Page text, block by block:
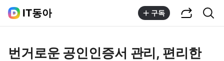
IT동아 구독
번거로운 공인인증서 관리, 편리한